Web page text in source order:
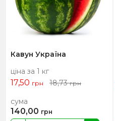
Кавун Україна
ціна за 1 кг
17,50 грн 18,73грн
сума
140,00 грн